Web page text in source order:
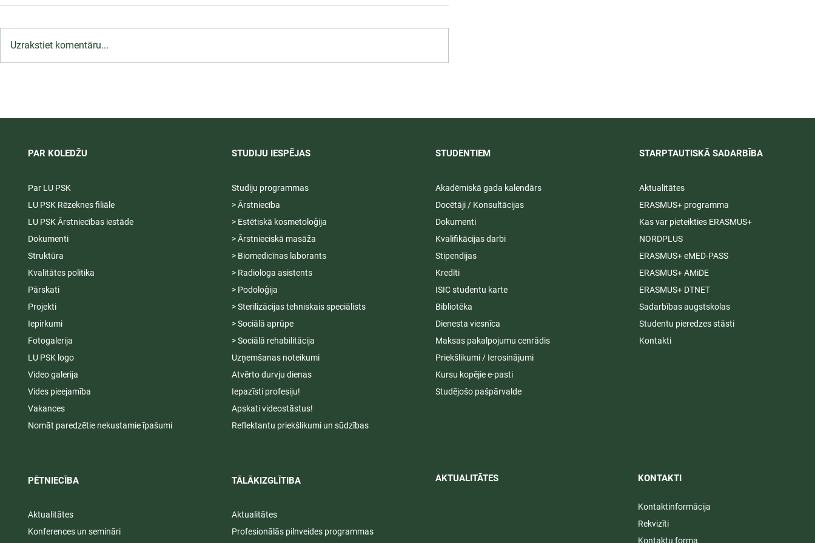
Uzrakstiet komentāru...
PAR KOLEDŽU
Par LU PSK
LU PSK Rēzeknes filiāle
LU PSK Ārstniecības iestāde
Dokumenti
Struktūra
Kvalitātes politika
Pārskati
Projekti
Iepirkumi
Fotogalerija
LU PSK logo
Video galerija
Vides pieejamība
Vakances
Nomāt paredzētie nekustamie īpašumi
PĒTNIECĪBA
Aktualitātes
Konferences un semināri
STUDIJU IESPĒJAS
Studiju programmas
> Ārstniecība
> Estētiskā kosmetoloģija
> Ārstnieciskā masāža
> Biomedicīnas laborants
> Radiologa asistents
> Podoloģija
> Sterilizācijas tehniskais speciālists
> Sociālā aprūpe
> Sociālā rehabilitācija
Uzņemšanas noteikumi
Atvērto durvju dienas
Iepazīsti profesiju!
Apskati videostāstus!
Reflektantu priekšlikumi un sūdzības
TĀLĀKIZGLĪTIBA
Aktualitātes
Profesionālās pilnveides programmas
STUDENTIEM​
Akadēmiskā gada kalendārs
Docētāji / Konsultācijas
Dokumenti
Kvalifikācijas darbi
Stipendijas
Kredīti
ISIC studentu karte
Bibliotēka
Dienesta viesnīca
Maksas pakalpojumu cenrādis
Priekšlikumi / Ierosinājumi
Kursu kopējie e-pasti
Studējošo pašpārvalde
AKTUALITĀTES​​
STARPTAUTISKĀ SADARBĪBA​
Aktualitātes
ERASMUS+ programma
Kas var pieteikties ERASMUS+
NORDPLUS
ERASMUS+ eMED-PASS
ERASMUS+ AMiDE
ERASMUS+ DTNET
Sadarbības augstskolas
Studentu pieredzes stāsti
Kontakti
KONTAKTI​
Kontaktinformācija
Rekvizīti
Kontaktu forma